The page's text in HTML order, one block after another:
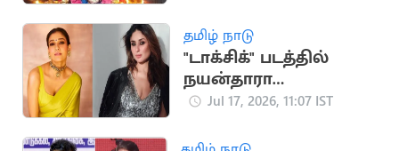
விளக்கம்
தமிழ் நாடு
"டாக்சிக்" படத்தில்
நயன்தாரா
கதாபாத்திரத்தில்
கபூர்
Jul 17, 2026, 11:07 IST